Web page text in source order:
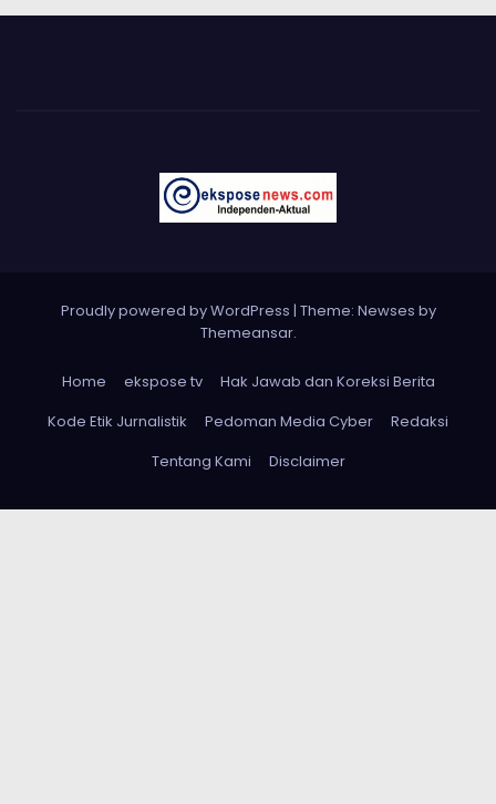
Proudly powered by WordPress | Theme: Newses by
Themeansar.
Home ekspose tv
Hak Jawab dan Koreksi Berita
Kode Etik Jurnalistik
Pedoman Media Cyber
Redaksi
Tentang Kami
Disclaimer